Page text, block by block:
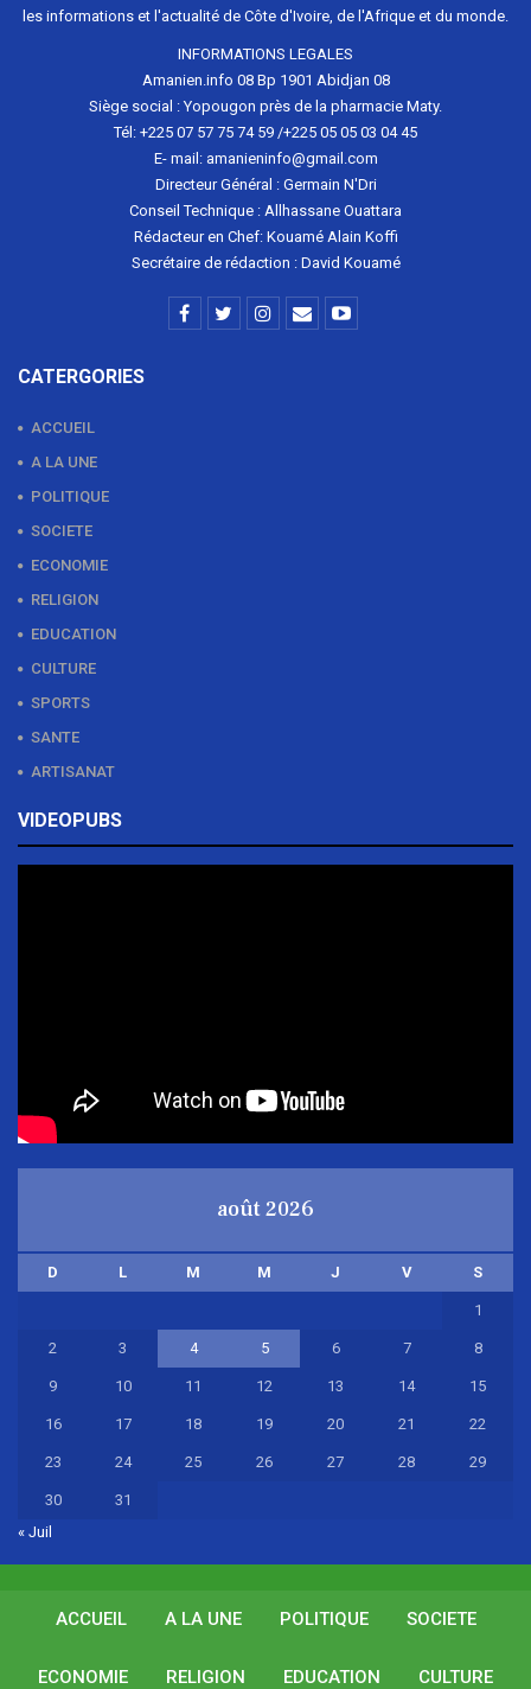
les informations et l'actualité de Côte d'Ivoire, de l'Afrique et du monde.
INFORMATIONS LEGALES
Amanien.info 08 Bp 1901 Abidjan 08
Siège social : Yopougon près de la pharmacie Maty.
Tél: +225 07 57 75 74 59 /+225 05 05 03 04 45
E- mail: amanieninfo@gmail.com
Directeur Général : Germain N'Dri
Conseil Technique : Allhassane Ouattara
Rédacteur en Chef: Kouamé Alain Koffi
Secrétaire de rédaction : David Kouamé
CATERGORIES
ACCUEIL
A LA UNE
POLITIQUE
SOCIETE
ECONOMIE
RELIGION
EDUCATION
CULTURE
SPORTS
SANTE
ARTISANAT
VIDEOPUBS
août 2026
D L M M J V S
1
2 3 4 5 6 7 8
9 10 11 12 13 14 15
16 17 18 19 20 21 22
23 24 25 26 27 28 29
30
31
« Juil
ACCUEIL A LA UNE POLITIQUE SOCIETE
ECONOMIE RELIGION EDUCATION CULTURE